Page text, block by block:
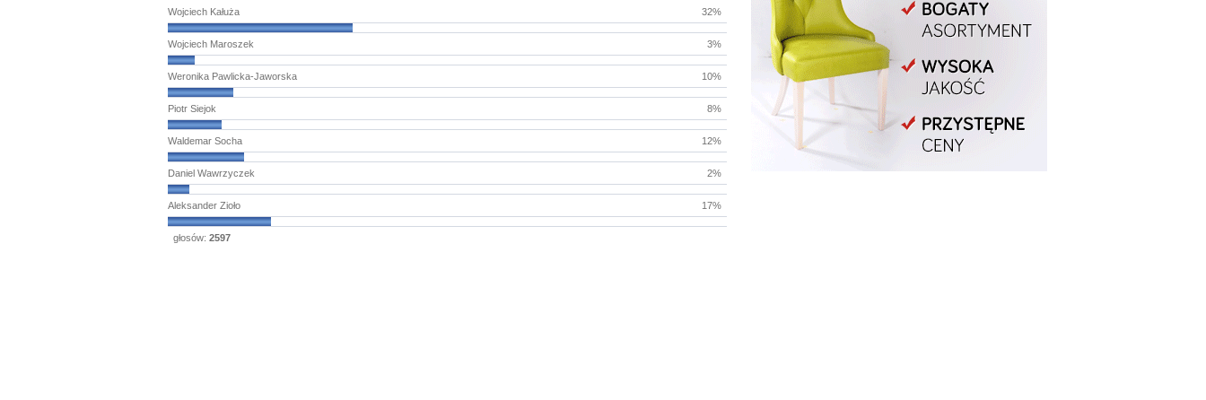
Wojciech Kałuża 32%
Wojciech Maroszek 3%
Weronika Pawlicka-Jaworska 10%
Piotr Siejok 8%
Waldemar Socha 12%
Daniel Wawrzyczek 2%
Aleksander Zioło 17%
głosów: 2597